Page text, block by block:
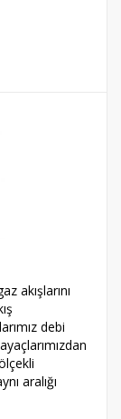
akışlarını
debi
aralığı